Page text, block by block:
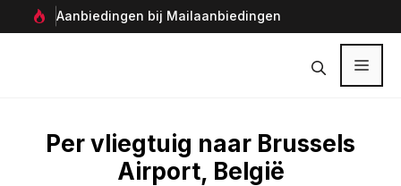
naar
Aanbiedingen bij Mailaanbiedingen
Per vliegtuig naar Brussels
Airport, België